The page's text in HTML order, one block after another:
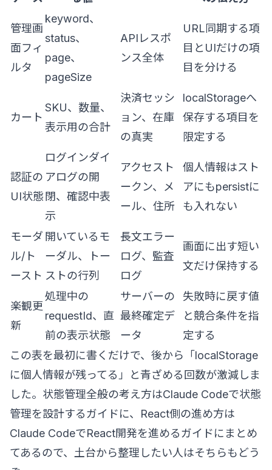
管理画
面フィ
ルタ
keyword、
status、
page、
pageSize
APIレスポ
ンス全体
URL同期する項
目とUIだけの項
目を分ける
カート
SKU、数量、
表示用の合計
決済セッシ
ョン、在庫
の真実
localStorageへ
保存する項目を
限定する
認証の
UI状態
ログインダイ
アログの開
閉、確認中表
示
アクセスト
ークン、メ
ール、住所
個人情報はスト
アにもpersistに
も入れない
モーダ
ル/ト
ースト
開いているモ
ーダル、トー
ストの行列
長文エラー
ログ、監査
ログ
画面に出す短い
文だけ保持する
楽観更
新
処理中の
requestId、直
前の表示状態
サーバーの
最終確定デ
ータ
失敗時に戻す値
と競合条件を指
定する
この表を最初に書くだけで、後から「localStorage
に個人情報が残ってる」と青ざめる回数が激減しま
した。状態管理全般の考え方はClaude Codeで状態
管理を設計するガイドに、React側の進め方は
Claude CodeでReact開発を進めるガイドにまとめ
てあるので、土台から整理したい人はそちらもどう